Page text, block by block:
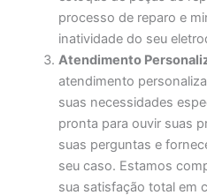
processo de reparo e
inatividade do seu
Atendimento
atendimento
suas necessidades
pronta para ouvir suas
suas perguntas e
seu caso. Estamos
sua satisfação total em